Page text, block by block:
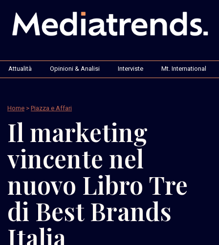
Attualità Opinioni & Analisi Interviste Mt. International
Home > Piazza e Affari
Il marketing
vincente nel
nuovo Libro Tre
di Best Brands
Italia